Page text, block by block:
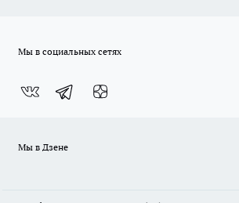
Мы в социальных сетях
Мы в Дзене